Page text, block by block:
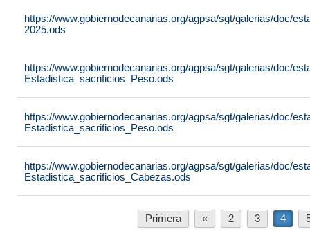
https://www.gobiernodecanarias.org/agpsa/sgt/galerias/doc/
2025.ods
https://www.gobiernodecanarias.org/agpsa/sgt/galerias/doc/
Estadistica_sacrificios_Peso.ods
https://www.gobiernodecanarias.org/agpsa/sgt/galerias/doc/
Estadistica_sacrificios_Peso.ods
https://www.gobiernodecanarias.org/agpsa/sgt/galerias/doc/
Estadistica_sacrificios_Cabezas.ods
Primera « 2 3 4